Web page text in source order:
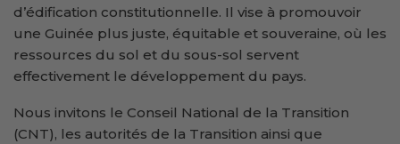
d’édification constitutionnelle. Il vise à promouvoir
une Guinée plus juste, équitable et souveraine, où les
ressources du sol et du sous-sol servent
effectivement le développement du pays.
Nous invitons le Conseil National de la Transition
(CNT), les autorités de la Transition ainsi que